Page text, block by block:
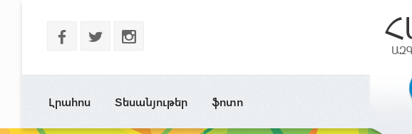
b a x
Լրահոս Տեսանյութեր ֆոտո